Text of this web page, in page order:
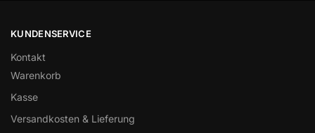
KUNDENSERVICE
Kontakt
Warenkorb
Kasse
Versandkosten & Lieferung